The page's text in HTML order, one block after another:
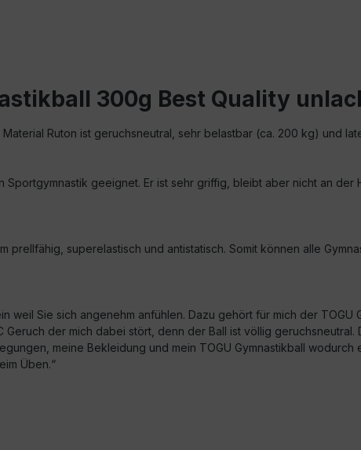
300g Best Quality
Ruton ist geruchsneutral, sehr belastbar (ca. 200 kg) und
Sportgymnastik geeignet. Er ist sehr griffig, bleibt aber nicht an
prellfähig, superelastisch und antistatisch. Somit können alle
weil Sie sich angenehm anfühlen. Dazu gehört für mich der
der mich dabei stört, denn der Ball ist völlig
meine Bekleidung und mein TOGU Gymnastikball
Üben.“